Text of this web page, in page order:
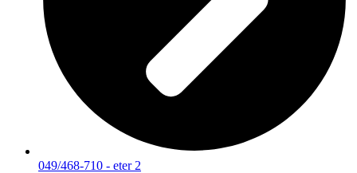
049/468-710 - eter 2